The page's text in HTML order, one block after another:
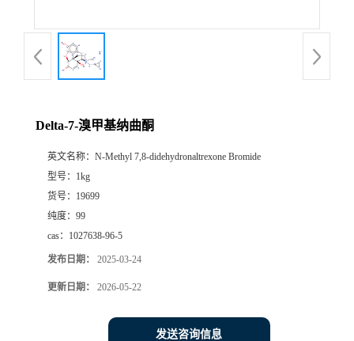
Delta-7-溴甲基纳曲酮
英文名称： N-Methyl 7,8-didehydronaltrexone Bromide
型号： 1kg
货号： 19699
纯度： 99
cas： 1027638-96-5
发布日期： 2025-03-24
更新日期： 2026-05-22
发送咨询信息